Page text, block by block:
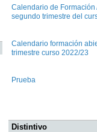
Calendario de Formación
segundo trimestre del
Calendario formación
trimestre curso 2022/23
Prueba
Distintivo